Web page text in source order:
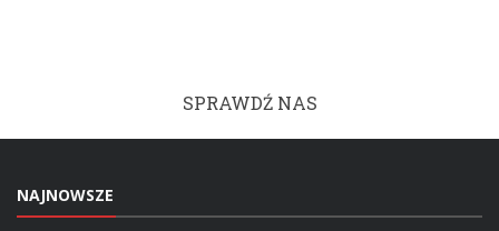
SPRAWDŹ NAS
NAJNOWSZE